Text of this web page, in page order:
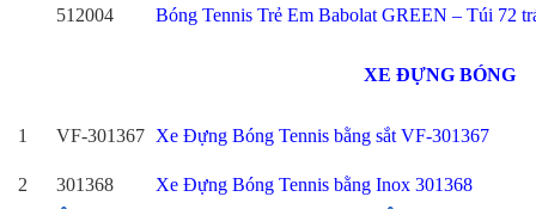
512004 Bóng Tennis Trẻ Em Babolat GREEN – Túi 72
XE ĐỰNG BÓNG
1 VF-301367 Xe Đựng Bóng Tennis bằng sắt VF-301367
2 301368 Xe Đựng Bóng Tennis bằng Inox 301368